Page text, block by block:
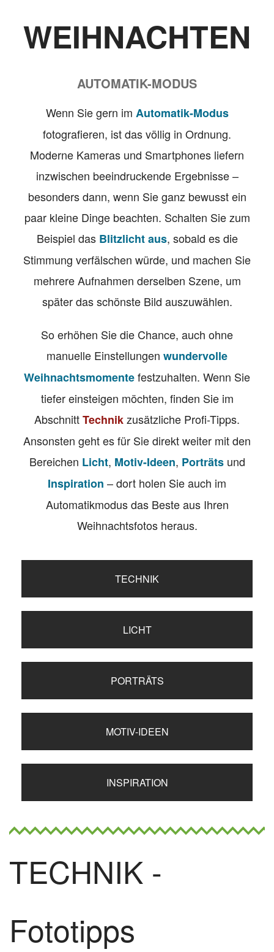
WEIHNACHTEN
AUTOMATIK-MODUS
Wenn Sie gern im Automatik-Modus
fotografieren, ist das völlig in Ordnung.
Moderne Kameras und Smartphones liefern
inzwischen beeindruckende Ergebnisse –
besonders dann, wenn Sie ganz bewusst ein
paar kleine Dinge beachten. Schalten Sie zum
Beispiel das Blitzlicht aus, sobald es die
Stimmung verfälschen würde, und machen Sie
mehrere Aufnahmen derselben Szene, um
später das schönste Bild auszuwählen.
So erhöhen Sie die Chance, auch ohne
manuelle Einstellungen wundervolle
Weihnachtsmomentefestzuhalten. Wenn Sie
tiefer einsteigen möchten, finden Sie im
AbschnittTechnikzusätzliche Profi-Tipps.
Ansonsten geht es für Sie direkt weiter mit den
Bereichen Licht, Motiv-Ideen, Porträtsund
Inspiration – dort holen Sie auch im
Automatikmodus das Beste aus Ihren
Weihnachtsfotos heraus.
TECHNIK
LICHT
PORTRÄTS
MOTIV-IDEEN
INSPIRATION
TECHNIK -
Fototipps